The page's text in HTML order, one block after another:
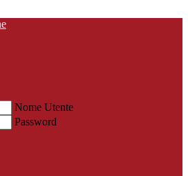
Nome Utente
Password